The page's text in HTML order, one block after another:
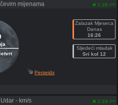
mijenama 1:28 pm
Zalazak Mjeseca
Danas
16:26
Sljedeći mlađak
Sri kol 12
Perseids
- km/s 1:24 pm